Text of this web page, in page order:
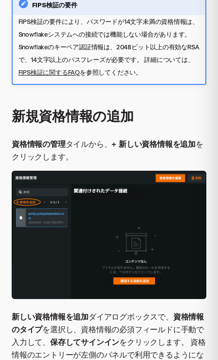
FIPS検証の要件
FIPS検証の要件により、パスワードが14文字未満の資格情報は、
Snowflakeシステムへの接続では機能しない場合があります。
Snowflakeのキーペア認証情報は、2048ビット以上の有効なRSA
で、14文字以上のパスフレーズが必要です。 詳細については、
FIPS検証に関するFAQを参照してください。
新規資格情報の追加
資格情報の管理タイルから、 + 新しい資格情報を追加を
クリックします。
新しい資格情報を追加ダイアログボックスで、 資格情報
のタイプを選択し、資格情報の必須フィールドに手動で
入力して、 保存してサインインをクリックします。 資格
情報のエントリーが左側のパネルで利用できるようにな